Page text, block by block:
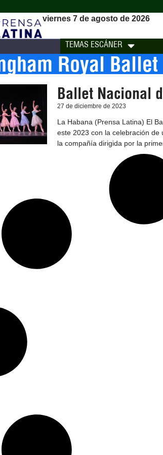
viernes 7 de agosto de 2026
TEMAS ESCÁNER
Royal Ballet
Ballet Nacional
27 de diciembre de 2023
La Habana (Prensa Latina) El
este 2023 con la celebración de
la compañía dirigida por la